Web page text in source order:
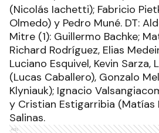
(Nicolás Iachetti); Fabricio
Olmedo) y Pedro Muné. DT:
Mitre (1): Guillermo Bachke;
Richard Rodríguez, Elias
Luciano Esquivel, Kevin Sarza,
(Lucas Caballero), Gonzalo
Klyniauk); Ignacio
y Cristian Estigarribia (Matías
Salinas.
Ads